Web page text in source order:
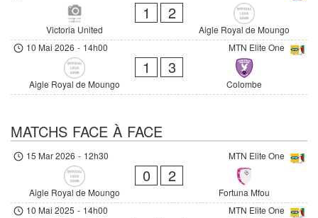
Victoria United
1 2
Aigle Royal de Moungo
MTN Elite One
10 Mai 2026 - 14h00
Aigle Royal de Moungo
1 3
Colombe
MATCHS FACE À FACE
MTN Elite One
15 Mar 2026 - 12h30
Aigle Royal de Moungo
0 2
Fortuna Mfou
MTN Elite One
10 Mai 2025 - 14h00